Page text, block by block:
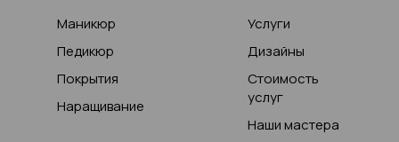
Маникюр
Педикюр
Покрытия
Наращивание
Услуги
Дизайны
Стоимость
услуг
Наши мастера